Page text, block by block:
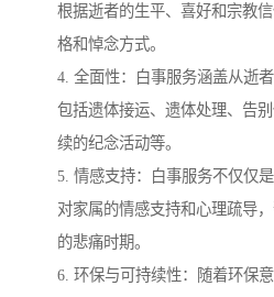
根据逝者的生平、喜好和宗教
格和悼念方式。
4. 全面性：白事服务涵盖从逝
包括遗体接运、遗体处理、告
续的纪念活动等。
5. 情感支持：白事服务不仅仅
对家属的情感支持和心理疏导
的悲痛时期。
6. 环保与可持续性：随着环保